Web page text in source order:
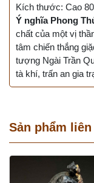
Kích thước: Cao
Ý nghĩa Phong
chất của một vị
tâm chiến thắng
tượng Ngài Trần
tà khí, trấn an gia
Sản phẩm liên